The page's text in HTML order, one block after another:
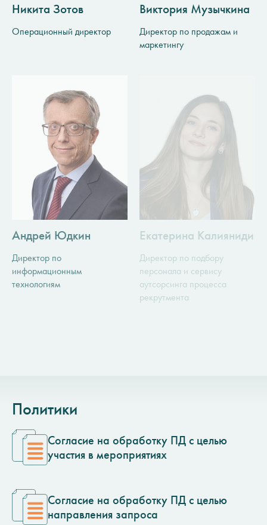
Никита Зотов
Операционный директор
Виктория Музычкина
Директор по продажам и
маркетингу
Андрей Юдкин
Директор по
информационным
технологиям
Екатерина Калияниди
Директор по подбору
персонала и сервису
аутсорсинга процесса
рекрутмента
Политики
Согласие на обработку ПД с целью
участия в мероприятиях
Согласие на обработку ПД с целью
направления запроса